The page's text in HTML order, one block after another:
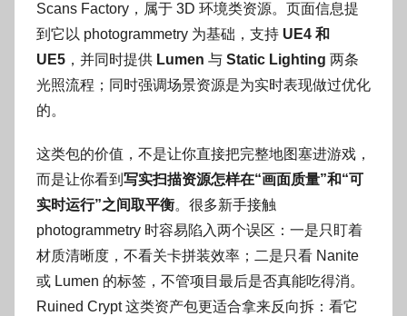
Scans Factory，属于 3D 环境类资源。页面信息提
到它以 photogrammetry 为基础，支持 UE4 和
UE5 ，并同时提供 Lumen 与 Static Lighting 两条
光照流程；同时强调场景资源是为实时表现做过优化
的。
这类包的价值，不是让你直接把完整地图塞进游戏，
而是让你看到 写实扫描资源怎样在“画面质量”和“可
实时运行”之间取平衡。很多新手接触
photogrammetry 时容易陷入两个误区：一是只盯着
材质清晰度，不看关卡拼装效率；二是只看 Nanite
或 Lumen 的标签，不管项目最后是否真能吃得消。
Ruined Crypt 这类资产包更适合拿来反向拆：看它